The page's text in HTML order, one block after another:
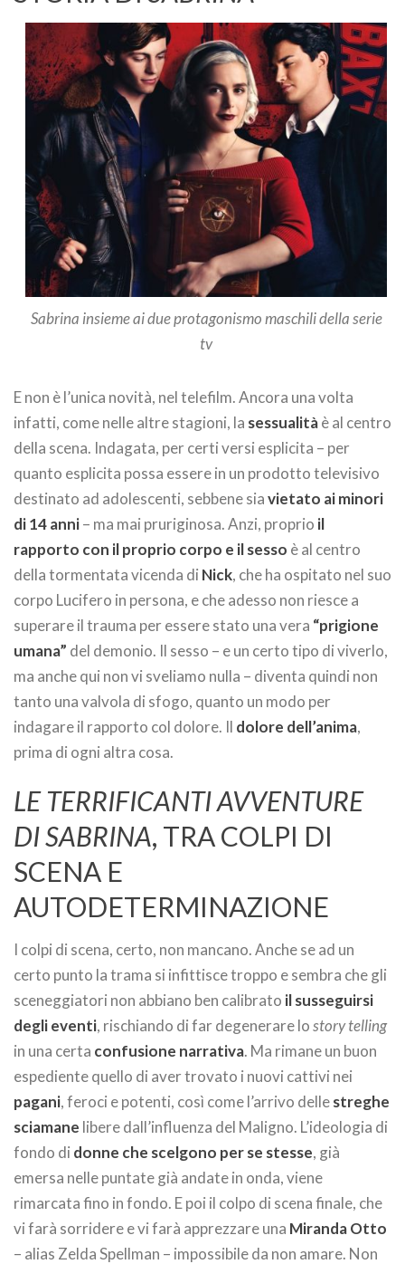
Sabrina insieme ai due protagonismo maschili della serie
tv
E non è l’unica novità, nel telefilm. Ancora una volta
infatti, come nelle altre stagioni, la sessualitàè al centro
della scena. Indagata, per certi versi esplicita – per
quanto esplicita possa essere in un prodotto televisivo
destinato ad adolescenti, sebbene siavietato ai minori
di 14 anni– ma mai pruriginosa. Anzi, proprio il
rapporto con il proprio corpo e il sesso è al centro
della tormentata vicenda di Nick, che ha ospitato nel suo
corpo Lucifero in persona, e che adesso non riesce a
superare il trauma per essere stato una vera “prigione
umana” del demonio. Il sesso – e un certo tipo di viverlo,
ma anche qui non vi sveliamo nulla – diventa quindi non
tanto una valvola di sfogo, quanto un modo per
indagare il rapporto col dolore. Il dolore dell’anima,
prima di ogni altra cosa.
LE TERRIFICANTI AVVENTURE
DI SABRINA, TRA COLPI DI
SCENA E
AUTODETERMINAZIONE
I colpi di scena, certo, non mancano. Anche se ad un
certo punto la trama si infittisce troppo e sembra che gli
sceneggiatori non abbiano ben calibrato il susseguirsi
degli eventi, rischiando di far degenerare lostory telling
in una certa confusione narrativa. Ma rimane un buon
espediente quello di aver trovato i nuovi cattivi nei
pagani, feroci e potenti, così come l’arrivo dellestreghe
sciamane libere dall’influenza del Maligno. L’ideologia di
fondo di donne che scelgono per se stesse, già
emersa nelle puntate già andate in onda, viene
rimarcata fino in fondo. E poi il colpo di scena finale, che
vi farà sorridere e vi farà apprezzare una Miranda Otto
– alias Zelda Spellman – impossibile da non amare. Non